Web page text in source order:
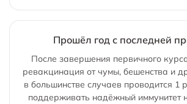
Прошёл год с последней
После завершения первичного
ревакцинация от чумы, бешенства и
в большинстве случаев проводится 1
поддерживать надёжный иммунитет